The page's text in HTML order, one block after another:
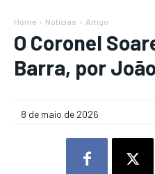
Home Notícias Artigo
O Coronel
Barra, por
8 de maio de 2026